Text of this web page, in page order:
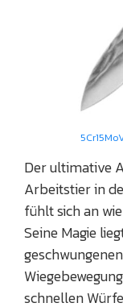
Der ultimative
Arbeitstier in
fühlt sich an
Seine Magie
schnellen